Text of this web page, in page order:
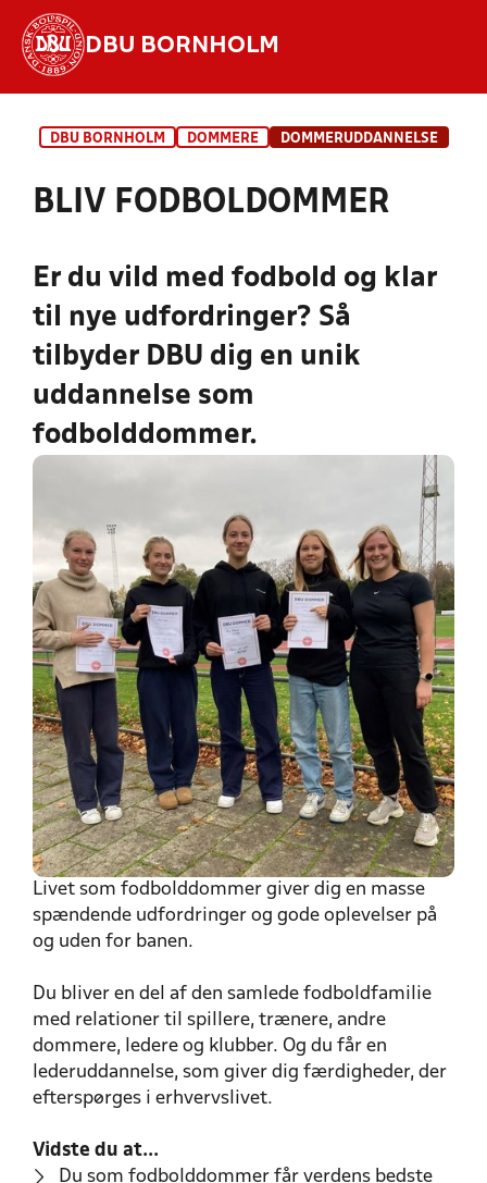
DBU BORNHOLM
STILLINGER, RESULTATER, KLUBBER OG
DBU BORNHOLM DOMMERE DOMMERUDDANNELSE
BLIV FODBOLDOMMER
Er du vild med fodbold og klar
til nye udfordringer? Så
tilbyder DBU dig en unik
uddannelse som
fodbolddommer.
Livet som fodbolddommer giver dig en masse
spændende udfordringer og gode oplevelser på
og uden for banen.
Du bliver en del af den samlede fodboldfamilie
med relationer til spillere, trænere, andre
dommere, ledere og klubber. Og du får en
lederuddannelse, som giver dig færdigheder, der
efterspørges i erhvervslivet.
Vidste du at...
Du som fodbolddommer får verdens bedste